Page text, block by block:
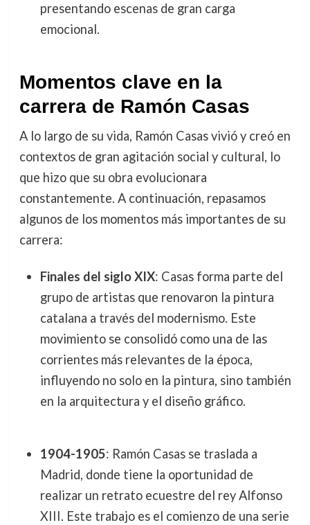
presentando escenas de gran carga
emocional.
Momentos clave en la
carrera de Ramón Casas
A lo largo de su vida, Ramón Casas vivió y creó en
contextos de gran agitación social y cultural, lo
que hizo que su obra evolucionara
constantemente. A continuación, repasamos
algunos de los momentos más importantes de su
carrera:
Finales del siglo XIX: Casas forma parte del
grupo de artistas que renovaron la pintura
catalana a través del modernismo. Este
movimiento se consolidó como una de las
corrientes más relevantes de la época,
influyendo no solo en la pintura, sino también
en la arquitectura y el diseño gráfico.
1904-1905: Ramón Casas se traslada a
Madrid, donde tiene la oportunidad de
realizar un retrato ecuestre del rey Alfonso
XIII. Este trabajo es el comienzo de una serie